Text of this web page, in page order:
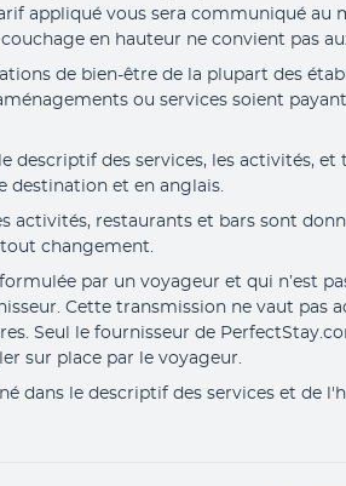
appliqué vous sera communiqué
en hauteur ne convient pas
de bien-être de la plupart des
ou services soient
descriptif des services, les activités,
destination et en anglais.
activités, restaurants et bars sont
changement.
par un voyageur et qui n’est
Cette transmission ne vaut pas
Seul le fournisseur de
sur place par le voyageur.
dans le descriptif des services et de